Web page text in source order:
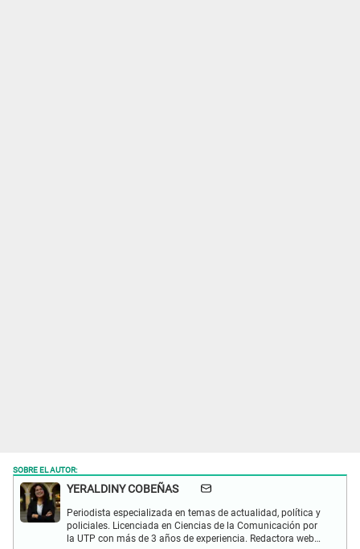
SOBRE EL AUTOR:
YERALDINY COBEÑAS
Periodista especializada en temas de actualidad, política y
policiales. Licenciada en Ciencias de la Comunicación por
la UTP con más de 3 años de experiencia. Redactora web